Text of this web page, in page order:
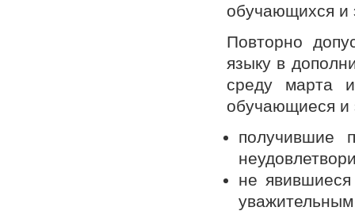
обучающихся и
Повторно
языку в
среду марта
обучающиеся и
получившие
не